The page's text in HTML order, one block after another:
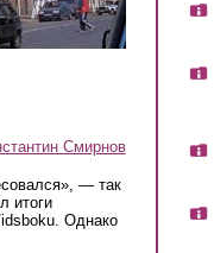
Смирнов
— так
итоги
Однако